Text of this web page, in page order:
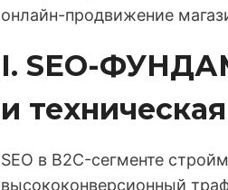
онлайн-продвижение
I. SEO-
и
SEO в B2C-сегменте
высококонверсионный